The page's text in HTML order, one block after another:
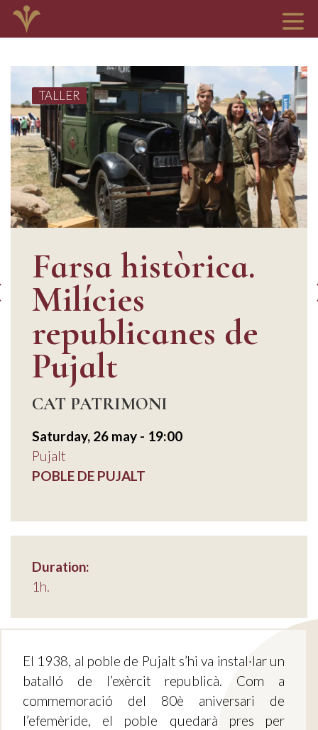
TALLER
Farsa històrica.
Milícies
republicanes de
Pujalt
CAT PATRIMONI
Saturday, 26 may - 19:00
Pujalt
POBLE DE PUJALT
Duration:
1h.
El 1938, al poble de Pujalt s’hi va instal·lar un
batalló de l’exèrcit republicà. Com a
commemoració del 80è aniversari de
l’efemèride, el poble quedarà pres per